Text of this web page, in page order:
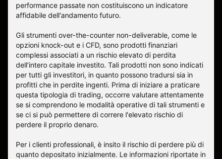
performance passate non costituiscono un indicatore
affidabile dell'andamento futuro.
Gli strumenti over-the-counter non-deliverable, come le
opzioni knock-out e i CFD, sono prodotti finanziari
complessi associati a un rischio elevato di perdita
dell’intero capitale investito. Tali prodotti non sono indicati
per tutti gli investitori, in quanto possono tradursi sia in
profitti che in perdite ingenti. Prima di iniziare a praticare
questa tipologia di trading, occorre valutare attentamente
se si comprendono le modalità operative di tali strumenti e
se ci si può permettere di correre l'elevato rischio di
perdere il proprio denaro.
Per i clienti professionali, è insito il rischio di perdere più di
quanto depositato inizialmente. Le informazioni riportate in